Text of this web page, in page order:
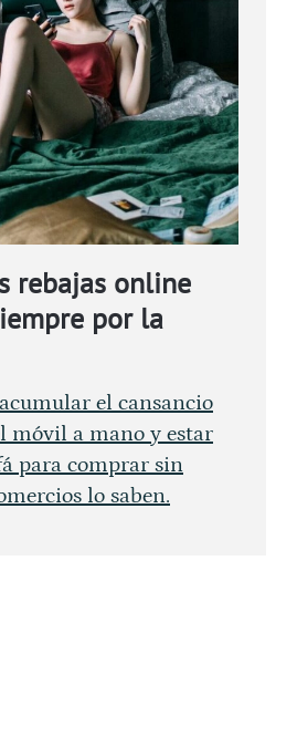
rebajas online
por la
el cansancio
móvil a mano y estar
para comprar sin
lo saben.